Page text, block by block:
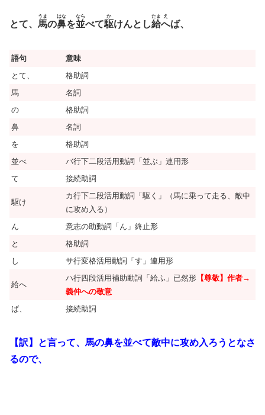
とて、 馬
うま
の鼻
はな
を並
なら
べて駆
か
けんとし給
たま
へ
え
ば、
語句
意味
とて、
格助詞
馬
名詞
の
格助詞
鼻
名詞
を
格助詞
並べ
バ行下二段活用動詞「並ぶ」連用形
て
接続助詞
駆け
カ行下二段活用動詞「駆く」（馬に乗って走る、敵中
に攻め入る）
ん
意志の助動詞「ん」終止形
と
格助詞
し
サ行変格活用動詞「す」連用形
給へ
ハ行四段活用補助動詞「給ふ」已然形 【尊敬】作者→
義仲への敬意
ば、
接続助詞
【訳】と言って、馬の鼻を並べて敵中に攻め入ろうとなさ
るので、